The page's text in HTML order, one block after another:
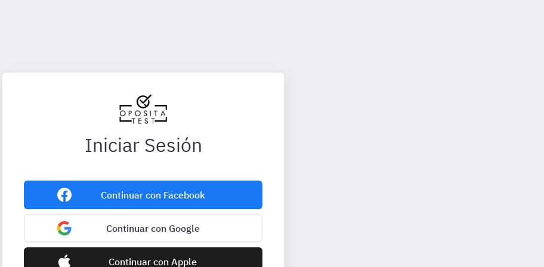
Iniciar Sesión
Continuar con Facebook
Continuar con Google
Continuar con Apple